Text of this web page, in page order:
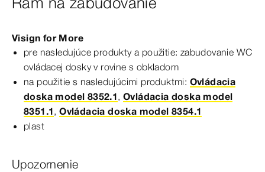
Visign for More
pre nasledujúce produkty a použitie: zabudovanie WC
ovládacej dosky v rovine s obkladom
na použitie s nasledujúcimi produktmi: Ovládacia
doska model 8352.1,Ovládacia doska model
8351.1,Ovládacia doska model 8354.1
plast
Upozornenie